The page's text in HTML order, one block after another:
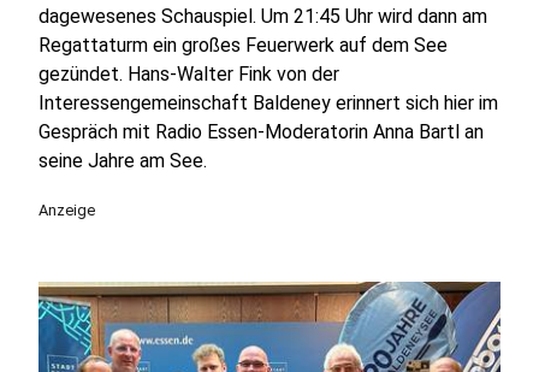
dagewesenes Schauspiel. Um 21:45 Uhr wird dann am
Regattaturm ein großes Feuerwerk auf dem See
gezündet. Hans-Walter Fink von der
Interessengemeinschaft Baldeney erinnert sich hier im
Gespräch mit Radio Essen-Moderatorin Anna Bartl an
seine Jahre am See.
Anzeige